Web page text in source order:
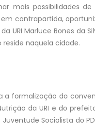
mais possibilidades
contrapartida,
URI Marluce Bones da
reside naquela cidade.
a formalização do
da URI e do
Socialista do